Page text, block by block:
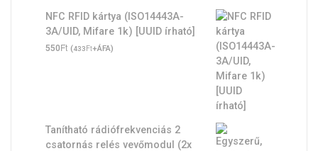
NFC RFID kártya (ISO14443A-
3A/UID, Mifare 1k) [UUID írható]
550Ft (433Ft+ÁFA)
Tanítható rádiófrekvenciás 2
csatornás relés vevőmodul (2x